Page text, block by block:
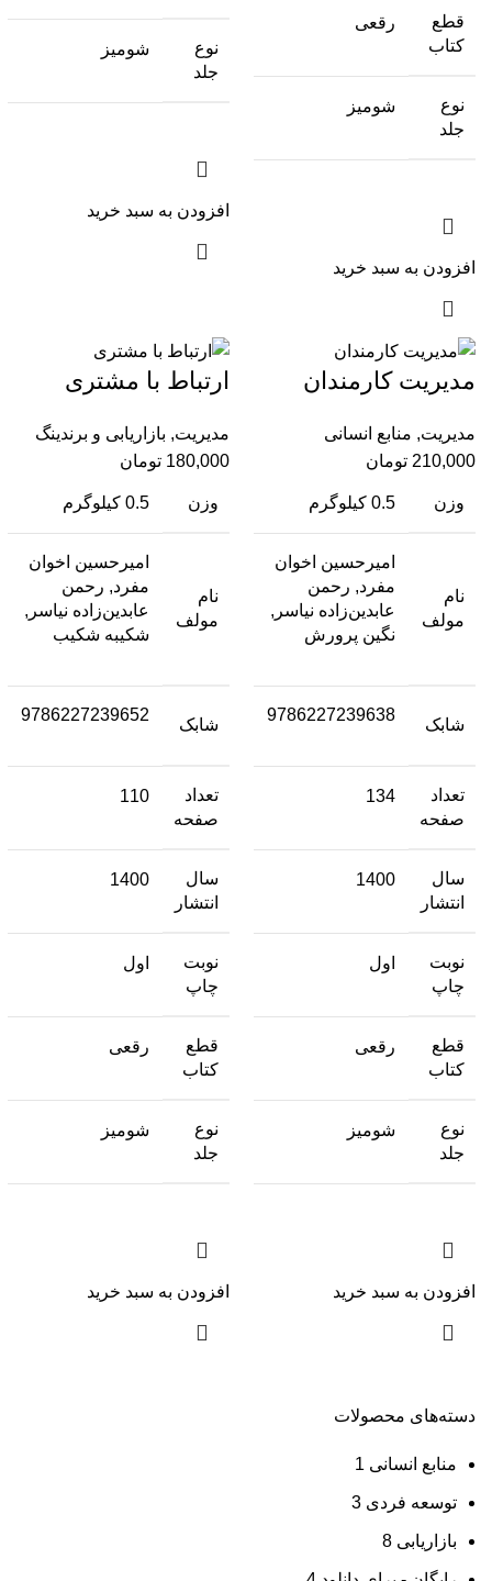
دسته‌های محصولات
منابع انسانی 1
توسعه فردی 3
بازاریابی 8
قطع
کتاب
رقعی
نوع
جلد
شومیز
افزودن به سبد خرید
نوع
جلد
شومیز
افزودن به سبد خرید
مدیریت کارمندان
مدیریت, منابع انسانی
210,000 تومان
وزن 0.5 کیلوگرم
نام
مولف
امیرحسین اخوان
مفرد, رحمن
عابدین‌زاده نیاسر,
نگین پرورش
شابک
9786227239638
تعداد
صفحه
134
سال
انتشار
1400
نوبت
چاپ
اول
قطع
کتاب
رقعی
نوع
جلد
شومیز
افزودن به سبد خرید
ارتباط با مشتری
مدیریت, بازاریابی و برندینگ
180,000 تومان
وزن 0.5 کیلوگرم
نام
مولف
امیرحسین اخوان
مفرد, رحمن
عابدین‌زاده نیاسر,
شکیبه شکیب
شابک
9786227239652
تعداد
صفحه
110
سال
انتشار
1400
نوبت
چاپ
اول
قطع
کتاب
رقعی
نوع
جلد
شومیز
افزودن به سبد خرید